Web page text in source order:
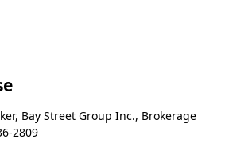
Bay Street Group Inc., Brokerage
2809